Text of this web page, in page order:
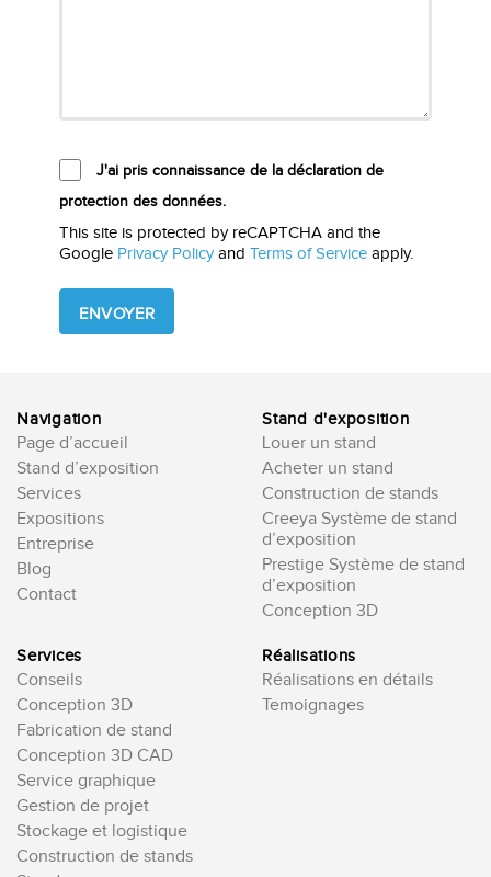
J'ai pris connaissance de la déclaration de
protection des données.
This site is protected by reCAPTCHA and the
Google Privacy Policyand Terms of Service apply.
leave
this
field
Navigation
Page d’accueil
Stand d’exposition
Services
Expositions
Entreprise
Blog
Contact
Stand d'exposition
Louer un stand
Acheter un stand
Construction de stands
Creeya Système de stand
d’exposition
Prestige Système de stand
d’exposition
Conception 3D
Services
Conseils
Conception 3D
Fabrication de stand
Conception 3D CAD
Service graphique
Gestion de projet
Stockage et logistique
Construction de stands
Réalisations
Réalisations en détails
Temoignages